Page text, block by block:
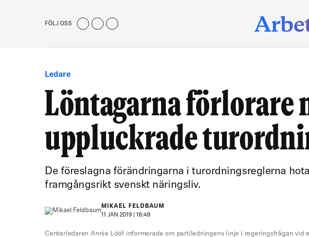
FÖLJ OSS
Ledare
Löntagarna förlorare
uppluckrade
De föreslagna förändringarna i turordningsreglerna
framgångsrikt svenskt näringsliv.
MIKAEL FELDBAUM
11 JAN 2019 | 16:49
Centerledaren Annie Lööf informerade om partiledningens linje i regeringsfrågan vid